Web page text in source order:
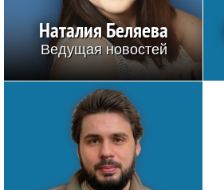
Наталия Беляева
Ведущая новостей